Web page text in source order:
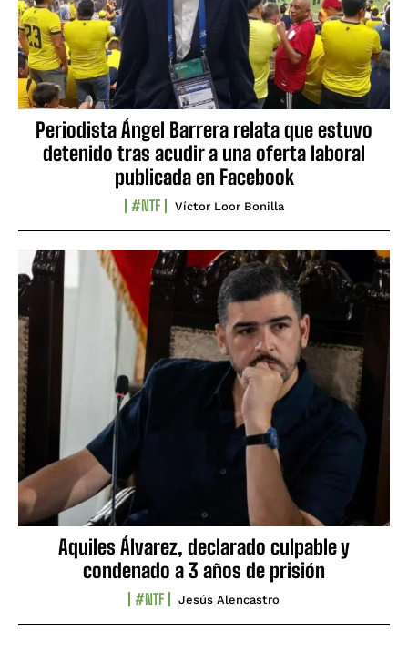
Periodista Ángel Barrera relata que estuvo
detenido tras acudir a una oferta laboral
publicada en Facebook
#NTF Víctor Loor Bonilla
Aquiles Álvarez, declarado culpable y
condenado a 3 años de prisión
#NTF Jesús Alencastro